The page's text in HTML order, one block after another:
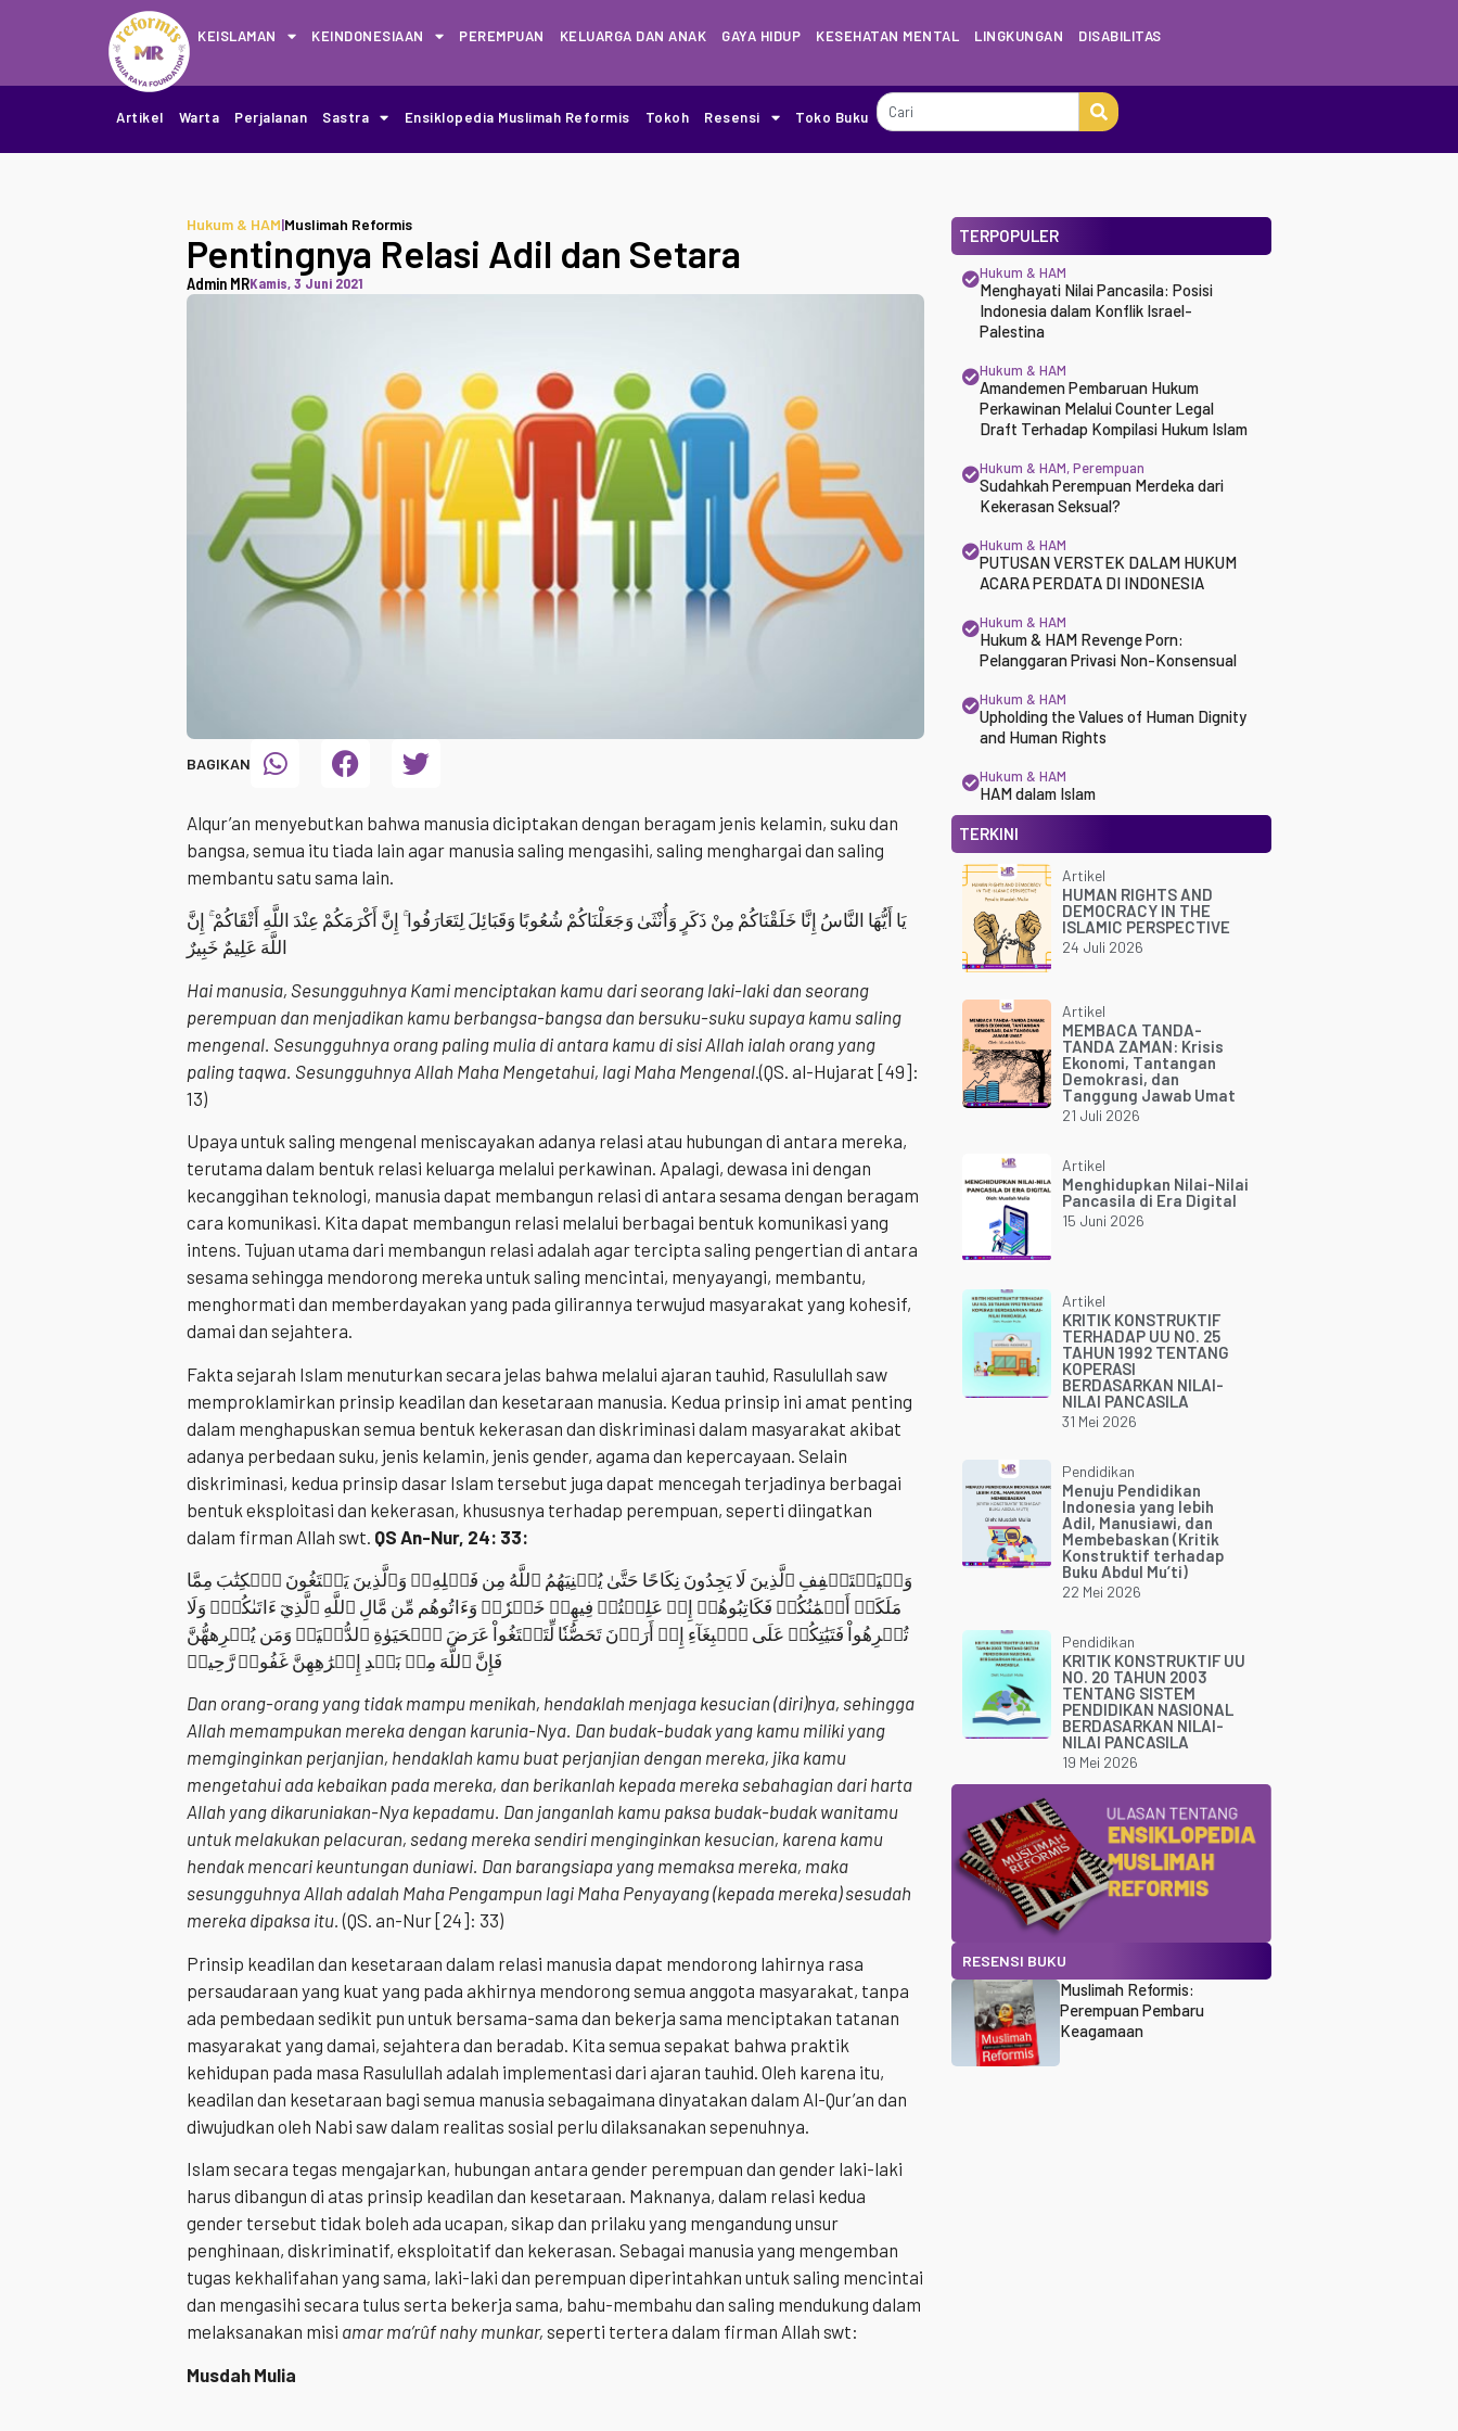
KEISLAMAN KEINDONESIAAN PEREMPUAN KELUARGA DAN ANAK GAYA HIDUP KESEHATAN MENTAL LINGKUNGAN DISABILITAS
Artikel Warta Perjalanan Sastra Ensiklopedia Muslimah Reformis Tokoh Resensi Toko Buku
Hukum & HAM|Muslimah Reformis
Pentingnya Relasi Adil dan Setara
Admin MRKamis, 3 Juni 2021
BAGIKAN
Alqur’an menyebutkan bahwa manusia diciptakan dengan beragam jenis kelamin, suku dan
bangsa, semua itu tiada lain agar manusia saling mengasihi, saling menghargai dan saling
membantu satu sama lain.
يَا أَيُّهَا النَّاسُ إِنَّا خَلَقْنَاكُمْ مِنْ ذَكَرٍ وَأُنْثَىٰ وَجَعَلْنَاكُمْ شُعُوبًا وَقَبَائِلَ لِتَعَارَفُوا ۚ إِنَّ أَكْرَمَكُمْ عِنْدَ اللَّهِ أَتْقَاكُمْ ۚ إِنَّ
اللَّهَ عَلِيمٌ خَبِيرٌ
Hai manusia, Sesungguhnya Kami menciptakan kamu dari seorang laki-laki dan seorang
perempuan dan menjadikan kamu berbangsa-bangsa dan bersuku-suku supaya kamu saling
mengenal. Sesungguhnya orang paling mulia di antara kamu di sisi Allah ialah orang yang
paling taqwa. Sesungguhnya Allah Maha Mengetahui, lagi Maha Mengenal.(QS. al-Hujarat [49]:
13)
Upaya untuk saling mengenal meniscayakan adanya relasi atau hubungan di antara mereka,
terutama dalam bentuk relasi keluarga melalui perkawinan. Apalagi, dewasa ini dengan
kecanggihan teknologi, manusia dapat membangun relasi di antara sesama dengan beragam
cara komunikasi. Kita dapat membangun relasi melalui berbagai bentuk komunikasi yang
intens. Tujuan utama dari membangun relasi adalah agar tercipta saling pengertian di antara
sesama sehingga mendorong mereka untuk saling mencintai, menyayangi, membantu,
menghormati dan memberdayakan yang pada gilirannya terwujud masyarakat yang kohesif,
damai dan sejahtera.
Fakta sejarah Islam menuturkan secara jelas bahwa melalui ajaran tauhid, Rasulullah saw
memproklamirkan prinsip keadilan dan kesetaraan manusia. Kedua prinsip ini amat penting
dalam menghapuskan semua bentuk kekerasan dan diskriminasi dalam masyarakat akibat
adanya perbedaan suku, jenis kelamin, jenis gender, agama dan kepercayaan. Selain
diskriminasi, kedua prinsip dasar Islam tersebut juga dapat mencegah terjadinya berbagai
bentuk eksploitasi dan kekerasan, khususnya terhadap perempuan, seperti diingatkan
dalam firman Allah swt. QS An-Nur, 24: 33:
وَلۡيَسۡتَعۡفِفِ ٱلَّذِينَ لَا يَجِدُونَ نِكَاحًا حَتَّىٰ يُغۡنِيَهُمُ ٱللَّهُ مِن فَضۡلِهِۦۗ وَٱلَّذِينَ يَبۡتَغُونَ ٱلۡكِتَٰبَ مِمَّا
مَلَكَتۡ أَيۡمَٰنُكُمۡ فَكَاتِبُوهُمۡ إِنۡ عَلِمۡتُمۡ فِيهِمۡ خَيۡرٗاۖ وَءَاتُوهُم مِّن مَّالِ ٱللَّهِ ٱلَّذِيٓ ءَاتَىٰكُمۡۚ وَلَا
تُكۡرِهُواْ فَتَيَٰتِكُمۡ عَلَى ٱلۡبِغَآءِ إِنۡ أَرَدۡنَ تَحَصُّنٗا لِّتَبۡتَغُواْ عَرَضَ ٱلۡحَيَوٰةِ ٱلدُّنۡيَاۚ وَمَن يُكۡرِههُّنَّ
فَإِنَّ ٱللَّهَ مِنۢ بَعۡدِ إِكۡرَٰهِهِنَّ غَفُورٞ رَّحِيمٞ
Dan orang-orang yang tidak mampu menikah, hendaklah menjaga kesucian (diri)nya, sehingga
Allah memampukan mereka dengan karunia-Nya. Dan budak-budak yang kamu miliki yang
memginginkan perjanjian, hendaklah kamu buat perjanjian dengan mereka, jika kamu
mengetahui ada kebaikan pada mereka, dan berikanlah kepada mereka sebahagian dari harta
Allah yang dikaruniakan-Nya kepadamu. Dan janganlah kamu paksa budak-budak wanitamu
untuk melakukan pelacuran, sedang mereka sendiri menginginkan kesucian, karena kamu
hendak mencari keuntungan duniawi. Dan barangsiapa yang memaksa mereka, maka
sesungguhnya Allah adalah Maha Pengampun lagi Maha Penyayang (kepada mereka) sesudah
mereka dipaksa itu.(QS. an-Nur [24]: 33)
Prinsip keadilan dan kesetaraan dalam relasi manusia dapat mendorong lahirnya rasa
persaudaraan yang kuat yang pada akhirnya mendorong semua anggota masyarakat, tanpa
ada pembedaan sedikit pun untuk bersama-sama dan bekerja sama menciptakan tatanan
masyarakat yang damai, sejahtera dan beradab. Kita semua sepakat bahwa praktik
kehidupan pada masa Rasulullah adalah implementasi dari ajaran tauhid. Oleh karena itu,
keadilan dan kesetaraan bagi semua manusia sebagaimana dinyatakan dalam Al-Qur’an dan
diwujudkan oleh Nabi saw dalam realitas sosial perlu dilaksanakan sepenuhnya.
Islam secara tegas mengajarkan, hubungan antara gender perempuan dan gender laki-laki
harus dibangun di atas prinsip keadilan dan kesetaraan. Maknanya, dalam relasi kedua
gender tersebut tidak boleh ada ucapan, sikap dan prilaku yang mengandung unsur
penghinaan, diskriminatif, eksploitatif dan kekerasan. Sebagai manusia yang mengemban
tugas kekhalifahan yang sama, laki-laki dan perempuan diperintahkan untuk saling mencintai
dan mengasihi secara tulus serta bekerja sama, bahu-membahu dan saling mendukung dalam
melaksanakan misi amar ma’rûf nahy munkar, seperti tertera dalam firman Allah swt:
Musdah Mulia
TERPOPULER
Hukum & HAM
Menghayati Nilai Pancasila: Posisi
Indonesia dalam Konflik Israel-
Palestina
Hukum & HAM
Amandemen Pembaruan Hukum
Perkawinan Melalui Counter Legal
Draft Terhadap Kompilasi Hukum Islam
Hukum & HAM,Perempuan
Sudahkah Perempuan Merdeka dari
Kekerasan Seksual?
Hukum & HAM
PUTUSAN VERSTEK DALAM HUKUM
ACARA PERDATA DI INDONESIA
Hukum & HAM
Hukum & HAM Revenge Porn:
Pelanggaran Privasi Non-Konsensual
Hukum & HAM
Upholding the Values of Human Dignity
and Human Rights
Hukum & HAM
HAM dalam Islam
TERKINI
Artikel
HUMAN RIGHTS AND
DEMOCRACY IN THE
ISLAMIC PERSPECTIVE
24 Juli 2026
Artikel
MEMBACA TANDA-
TANDA ZAMAN: Krisis
Ekonomi, Tantangan
Demokrasi, dan
Tanggung Jawab Umat
21 Juli 2026
Artikel
Menghidupkan Nilai-Nilai
Pancasila di Era Digital
15 Juni 2026
Artikel
KRITIK KONSTRUKTIF
TERHADAP UU NO. 25
TAHUN 1992 TENTANG
KOPERASI
BERDASARKAN NILAI-
NILAI PANCASILA
31 Mei 2026
Pendidikan
Menuju Pendidikan
Indonesia yang lebih
Adil, Manusiawi, dan
Membebaskan (Kritik
Konstruktif terhadap
Buku Abdul Mu’ti)
22 Mei 2026
Pendidikan
KRITIK KONSTRUKTIF UU
NO. 20 TAHUN 2003
TENTANG SISTEM
PENDIDIKAN NASIONAL
BERDASARKAN NILAI-
NILAI PANCASILA
19 Mei 2026
RESENSI BUKU
Muslimah Reformis:
Perempuan Pembaru
Keagamaan